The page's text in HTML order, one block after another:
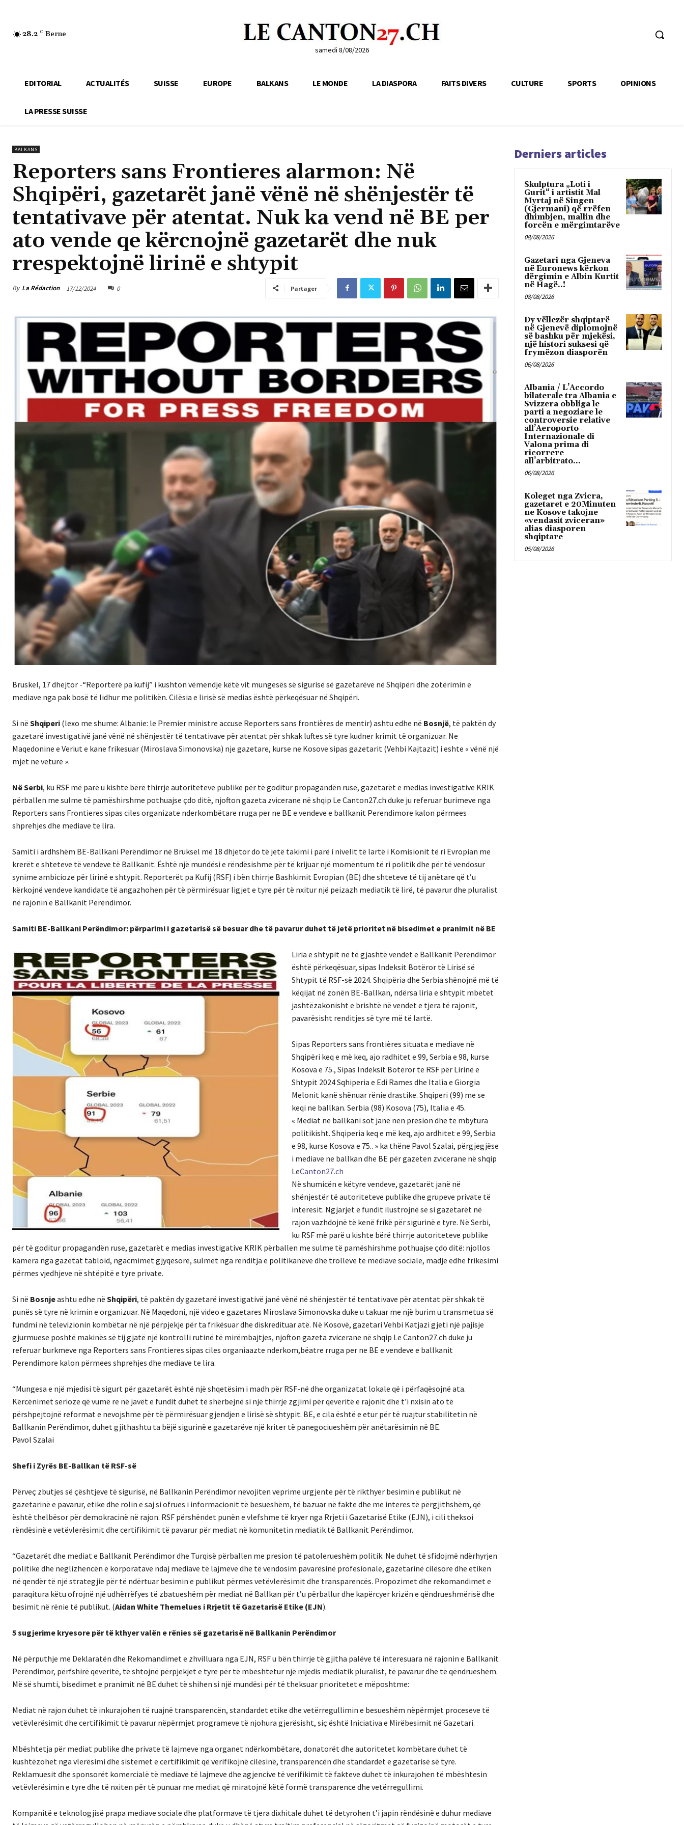
28.2 C Berne
samedi 8/08/2026
EDITORIAL ACTUALITÉS SUISSE EUROPE BALKANS LE MONDE LA DIASPORA FAITS DIVERS CULTURE SPORTS OPINIONS
LA PRESSE SUISSE
BALKANS
Reporters sans Frontieres alarmon: Në
Shqipëri, gazetarët janë vënë në shënjestër të
tentativave për atentat. Nuk ka vend në BE per
ato vende qe kërcnojnë gazetarët dhe nuk
rrespektojnë lirinë e shtypit
By La Rédaction 17/12/2024 0 Partager
Bruskel, 17 dhejtor -“Reporterë pa kufij” i kushton vëmendje këtë vit mungesës së sigurisë së gazetarëve në Shqipëri dhe zotërimin e
mediave nga pak bosë të lidhur me politikën. Cilësia e lirisë së medias është përkeqësuar në Shqipëri.
Si në Shqiperi (lexo me shume: Albanie: le Premier ministre accuse Reporters sans frontières de mentir) ashtu edhe në Bosnjë, të paktën dy
gazetarë investigativë janë vënë në shënjestër të tentativave për atentat për shkak luftes së tyre kudner krimit të organizuar. Ne
Maqedonine e Veriut e kane frikesuar (Miroslava Simonovska) nje gazetare, kurse ne Kosove sipas gazetarit (Vehbi Kajtazit) i eshte « vënë një
mjet ne veturë ».
Në Serbi, ku RSF më parë u kishte bërë thirrje autoriteteve publike për të goditur propagandën ruse, gazetarët e medias investigative KRIK
përballen me sulme të pamëshirshme pothuajse çdo ditë, njofton gazeta zvicerane në shqip Le Canton27.ch duke ju referuar burimeve nga
Reporters sans Frontieres sipas ciles organizate nderkombëtare rruga per ne BE e vendeve e ballkanit Perendimore kalon përmees
shprehjes dhe mediave te lira.
Samiti i ardhshëm BE-Ballkani Perëndimor në Bruksel më 18 dhjetor do të jetë takimi i parë i nivelit të lartë i Komisionit të ri Evropian me
krerët e shteteve të vendeve të Ballkanit. Është një mundësi e rëndësishme për të krijuar një momentum të ri politik dhe për të vendosur
synime ambicioze për lirinë e shtypit. Reporterët pa Kufij (RSF) i bën thirrje Bashkimit Evropian (BE) dhe shteteve të tij anëtare që t’u
kërkojnë vendeve kandidate të angazhohen për të përmirësuar ligjet e tyre për të nxitur një peizazh mediatik të lirë, të pavarur dhe pluralist
në rajonin e Ballkanit Perëndimor.
Samiti BE-Ballkani Perëndimor: përparimi i gazetarisë së besuar dhe të pavarur duhet të jetë prioritet në bisedimet e pranimit në BE
Liria e shtypit në të gjashtë vendet e Ballkanit Perëndimor
është përkeqësuar, sipas Indeksit Botëror të Lirisë së
Shtypit të RSF-së 2024. Shqipëria dhe Serbia shënojnë më të
këqijat në zonën BE-Ballkan, ndërsa liria e shtypit mbetet
jashtëzakonisht e brishtë në vendet e tjera të rajonit,
pavarësisht renditjes së tyre më të lartë.
Sipas Reporters sans frontières situata e mediave në
Shqipëri keq e më keq, ajo radhitet e 99, Serbia e 98, kurse
Kosova e 75., Sipas Indeksit Botëror te RSF për Lirinë e
Shtypit 2024 Sqhiperia e Edi Rames dhe Italia e Giorgia
Melonit kanë shënuar rënie drastike. Shqiperi (99) me se
keqi ne ballkan. Serbia (98) Kosova (75), Italia e 45.
« Mediat ne ballkani sot jane nen presion dhe te mbytura
politikisht. Shqiperia keq e më keq, ajo ardhitet e 99, Serbia
e 98, kurse Kosova e 75.. » ka thëne Pavol Szalai, përgjegjëse
i mediave ne ballkan dhe BE për gazeten zvicerane në shqip
LeCanton27.ch
Në shumicën e këtyre vendeve, gazetarët janë në
shënjestër të autoriteteve publike dhe grupeve private të
interesit. Ngjarjet e fundit ilustrojnë se si gazetarët në
rajon vazhdojnë të kenë frikë për sigurinë e tyre. Në Serbi,
ku RSF më parë u kishte bërë thirrje autoriteteve publike
për të goditur propagandën ruse, gazetarët e medias investigative KRIK përballen me sulme të pamëshirshme pothuajse çdo ditë: njollos
kamera nga gazetat tabloid, ngacmimet gjyqësore, sulmet nga renditja e politikanëve dhe trollëve të mediave sociale, madje edhe frikësimi
përmes vjedhjeve në shtëpitë e tyre private.
Si në Bosnjeashtu edhe në Shqipëri, të paktën dy gazetarë investigativë janë vënë në shënjestër të tentativave për atentat për shkak të
punës së tyre në krimin e organizuar. Në Maqedoni, një video e gazetares Miroslava Simonovska duke u takuar me një burim u transmetua së
fundmi në televizionin kombëtar në një përpjekje për ta frikësuar dhe diskredituar atë. Në Kosovë, gazetari Vehbi Katjazi gjeti një pajisje
gjurmuese poshtë makinës së tij gjatë një kontrolli rutinë të mirëmbajtjes, njofton gazeta zvicerane në shqip Le Canton27.ch duke ju
referuar burkmeve nga Reporters sans Frontieres sipas ciles organiaazte nderkom,bëatre rruga per ne BE e vendeve e ballkanit
Perendimore kalon përmees shprehjes dhe mediave te lira.
“Mungesa e një mjedisi të sigurt për gazetarët është një shqetësim i madh për RSF-në dhe organizatat lokale që i përfaqësojnë ata.
Kërcënimet serioze që vumë re në javët e fundit duhet të shërbejnë si një thirrje zgjimi për qeveritë e rajonit dhe t’i nxisin ato të
përshpejtojnë reformat e nevojshme për të përmirësuar gjendjen e lirisë së shtypit. BE, e cila është e etur për të ruajtur stabilitetin në
Ballkanin Perëndimor, duhet gjithashtu ta bëjë sigurinë e gazetarëve një kriter të panegociueshëm për anëtarësimin në BE.
Pavol Szalai
Shefi i Zyrës BE-Ballkan të RSF-së
Përveç zbutjes së çështjeve të sigurisë, në Ballkanin Perëndimor nevojiten veprime urgjente për të rikthyer besimin e publikut në
gazetarinë e pavarur, etike dhe rolin e saj si ofrues i informacionit të besueshëm, të bazuar në fakte dhe me interes të përgjithshëm, që
është thelbësor për demokracinë në rajon. RSF përshëndet punën e vlefshme të kryer nga Rrjeti i Gazetarisë Etike (EJN), i cili theksoi
rëndësinë e vetëvlerësimit dhe certifikimit të pavarur për mediat në komunitetin mediatik të Ballkanit Perëndimor.
“Gazetarët dhe mediat e Ballkanit Perëndimor dhe Turqisë përballen me presion të patolerueshëm politik. Ne duhet të sfidojmë ndërhyrjen
politike dhe neglizhencën e korporatave ndaj mediave të lajmeve dhe të vendosim pavarësinë profesionale, gazetarinë cilësore dhe etikën
në qendër të një strategjie për të ndërtuar besimin e publikut përmes vetëvlerësimit dhe transparencës. Propozimet dhe rekomandimet e
paraqitura këtu ofrojnë një udhërrëfyes të zbatueshëm për mediat në Ballkan për t’u përballur dhe kapërcyer krizën e qëndrueshmërisë dhe
besimit në rënie të publikut. (Aidan White Themelues i Rrjetit të Gazetarisë Etike (EJN).
5 sugjerime kryesore për të kthyer valën e rënies së gazetarisë në Ballkanin Perëndimor
Në përputhje me Deklaratën dhe Rekomandimet e zhvilluara nga EJN, RSF u bën thirrje të gjitha palëve të interesuara në rajonin e Ballkanit
Perëndimor, përfshirë qeveritë, të shtojnë përpjekjet e tyre për të mbështetur një mjedis mediatik pluralist, të pavarur dhe të qëndrueshëm.
Më së shumti, bisedimet e pranimit në BE duhet të shihen si një mundësi për të theksuar prioritetet e mëposhtme:
Mediat në rajon duhet të inkurajohen të ruajnë transparencën, standardet etike dhe vetërregullimin e besueshëm nëpërmjet proceseve të
vetëvlerësimit dhe certifikimit të pavarur nëpërmjet programeve të njohura gjerësisht, siç është Iniciativa e Mirëbesimit në Gazetari.
Mbështetja për mediat publike dhe private të lajmeve nga organet ndërkombëtare, donatorët dhe autoritetet kombëtare duhet të
kushtëzohet nga vlerësimi dhe sistemet e certifikimit që verifikojnë cilësinë, transparencën dhe standardet e gazetarisë së tyre.
Reklamuesit dhe sponsorët komercialë të mediave të lajmeve dhe agjencive të verifikimit të fakteve duhet të inkurajohen të mbështesin
vetëvlerësimin e tyre dhe të nxiten për të punuar me mediat që miratojnë këtë formë transparence dhe vetërregullimi.
Kompanitë e teknologjisë prapa mediave sociale dhe platformave të tjera dixhitale duhet të detyrohen t’i japin rëndësinë e duhur mediave
Derniers articles
Skulptura „Loti i
Gurit“ i artistit Mal
Myrtaj në Singen
(Gjermani) që rrëfen
dhimbjen, mallin dhe
forcën e mërgimtarëve
08/08/2026
Gazetari nga Gjeneva
në Euronews kërkon
dërgimin e Albin Kurtit
në Hagë..!
08/08/2026
Dy vëllezër shqiptarë
në Gjenevë diplomojnë
së bashku për mjekësi,
një histori suksesi që
frymëzon diasporën
06/08/2026
Albania / L’Accordo
bilaterale tra Albania e
Svizzera obbliga le
parti a negoziare le
controversie relative
all’Aeroporto
Internazionale di
Valona prima di
ricorrere
all’arbitrato...
06/08/2026
Koleget nga Zvicra,
gazetaret e 20Minuten
ne Kosove takojne
«vendasit zviceran»
alias diasporen
shqiptare
05/08/2026